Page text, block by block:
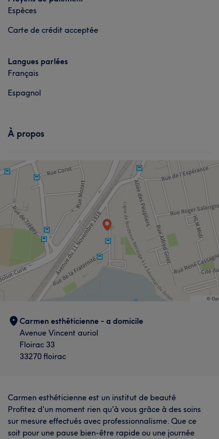
Espèces
Carte de crédit acceptée
Langues parlées
Français
Espagnol
À propos
Carmen esthéticienne - a domicile
Avenue Vincent auriol
Floirac 33
33270 floirac
Carmen esthéticienne est un institut de beauté
Profitez d'un moment rien qu'à vous grâce à des soins
sur mesure effectués avec professionnalisme. Que ce
soit pour une pause bien-être rapide ou une journée